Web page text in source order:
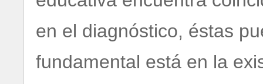
en el diagnóstico, éstas
fundamental está en la